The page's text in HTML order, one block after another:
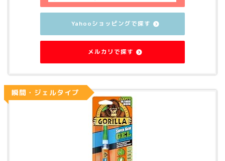
Yahooショッピングで探す
メルカリで探す
瞬間・ジェルタイプ